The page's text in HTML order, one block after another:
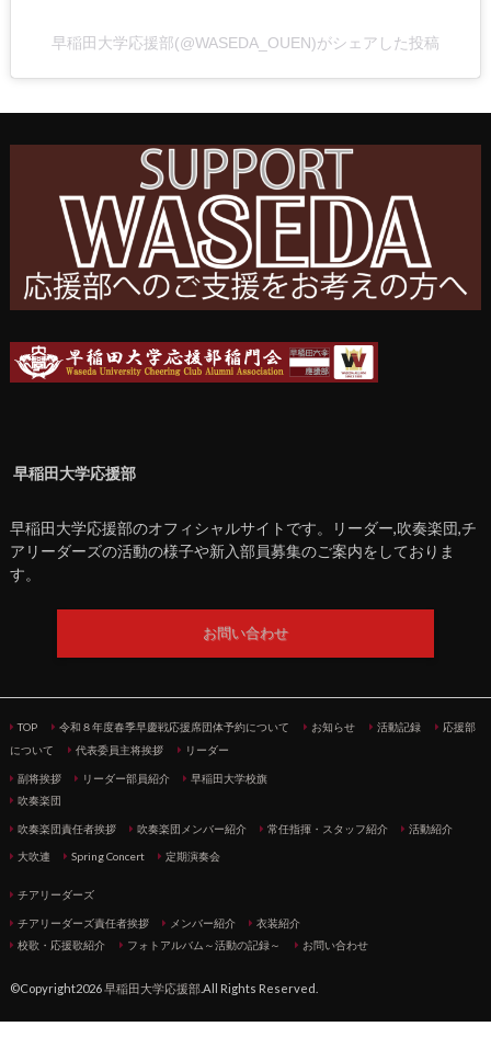
早稲田大学応援部(@WASEDA_OUEN)がシェアした投稿
早稲田大学応援部
早稲田大学応援部のオフィシャルサイトです。リーダー,吹奏楽団,チ
アリーダーズの活動の様子や新入部員募集のご案内をしておりま
す。
お問い合わせ
TOP 令和８年度春季早慶戦応援席団体予約について お知らせ 活動記録
応援部
について
代表委員主将挨拶 リーダー
副将挨拶 リーダー部員紹介
早稲田大学校旗
吹奏楽団
吹奏楽団責任者挨拶 吹奏楽団メンバー紹介 常任指揮・スタッフ紹介 活動紹介
大吹連 Spring Concert 定期演奏会
チアリーダーズ
チアリーダーズ責任者挨拶 メンバー紹介
衣装紹介
校歌・応援歌紹介
フォトアルバム～活動の記録～ お問い合わせ
©Copyright2026早稲田大学応援部.All Rights Reserved.